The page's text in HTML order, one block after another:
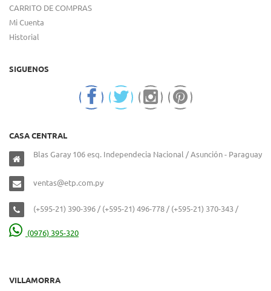
CARRITO DE COMPRAS
Mi Cuenta
Historial
SIGUENOS
CASA CENTRAL
Blas Garay 106 esq. Independecia Nacional / Asunción - Paraguay
ventas@etp.com.py
(+595-21) 390-396 / (+595-21) 496-778 / (+595-21) 370-343 /
(0976) 395-320
VILLAMORRA